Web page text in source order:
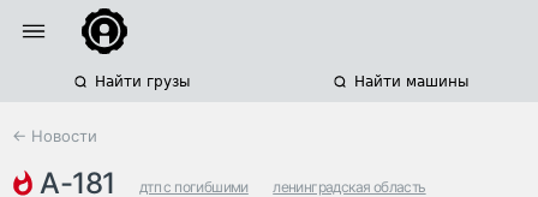
Найти грузы Найти машины
← Новости
а-181 дтп с погибшими ленинградская область